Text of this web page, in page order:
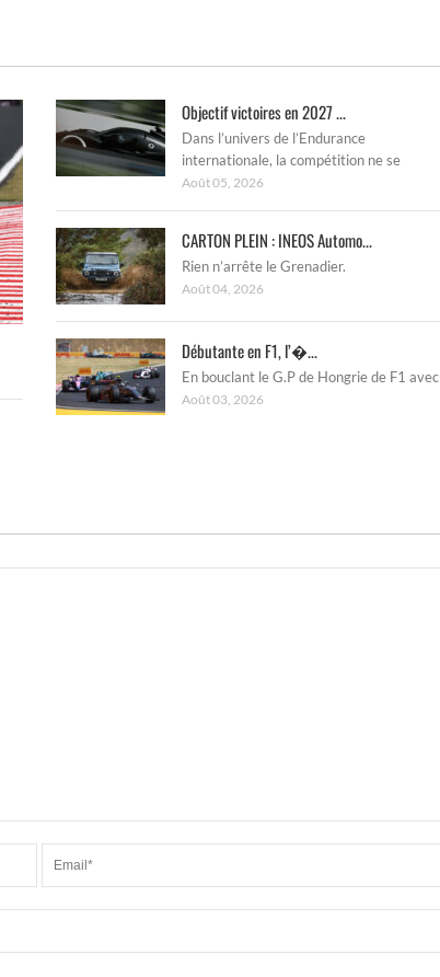
Objectif victoires en 2027 ...
Dans l’univers de l’Endurance
internationale, la compétition ne se
Août 05, 2026
CARTON PLEIN : INEOS Automo...
Rien n’arrête le Grenadier.
Août 04, 2026
Débutante en F1, l’�...
En bouclant le G.P de Hongrie de F1 avec
Août 03, 2026